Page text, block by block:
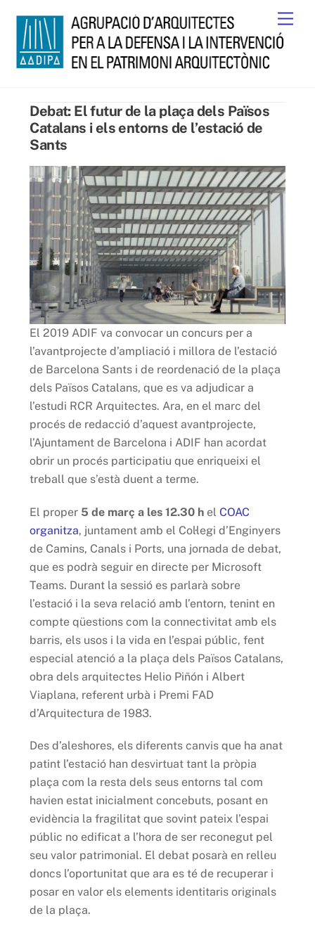
content
Debat: El futur de la plaça dels Països
Catalans i els entorns de l’estació de
Sants
El 2019 ADIF va convocar un concurs per a
l’avantprojecte d’ampliació i millora de l’estació
de Barcelona Sants i de reordenació de la plaça
dels Països Catalans, que es va adjudicar a
l’estudi RCR Arquitectes. Ara, en el marc del
procés de redacció d’aquest avantprojecte,
l’Ajuntament de Barcelona i ADIF han acordat
obrir un procés participatiu que enriqueixi el
treball que s’està duent a terme.
El proper 5 de març a les 12.30 h el COAC
organitza, juntament amb el Col·legi d’Enginyers
de Camins, Canals i Ports, una jornada de debat,
que es podrà seguir en directe per Microsoft
Teams. Durant la sessió es parlarà sobre
l’estació i la seva relació amb l’entorn, tenint en
compte qüestions com la connectivitat amb els
barris, els usos i la vida en l’espai públic, fent
especial atenció a la plaça dels Països Catalans,
obra dels arquitectes Helio Piñón i Albert
Viaplana, referent urbà i Premi FAD
d’Arquitectura de 1983.
Des d’aleshores, els diferents canvis que ha anat
patint l’estació han desvirtuat tant la pròpia
plaça com la resta dels seus entorns tal com
havien estat inicialment concebuts, posant en
evidència la fragilitat que sovint pateix l’espai
públic no edificat a l’hora de ser reconegut pel
seu valor patrimonial. El debat posarà en relleu
doncs l’oportunitat que ara es té de recuperar i
posar en valor els elements identitaris originals
de la plaça.